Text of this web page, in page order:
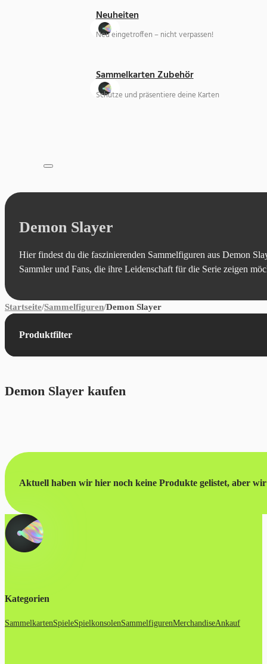
Neuheiten
Neu eingetroffen – nicht verpassen!
Sammelkarten Zubehör
Schütze und präsentiere deine Karten
Demon Slayer
Hier findest du die faszinierenden Sammelfiguren aus Demon
Sammler und Fans, die ihre Leidenschaft für die Serie zeigen
Startseite/Sammelfiguren/Demon Slayer
Demon Slayer kaufen
Aktuell haben wir hier noch keine Produkte gelistet, aber
Produktfilter
Kategorien
SammelkartenSpieleSpielkonsolenSammelfigurenMerchandiseAnkauf